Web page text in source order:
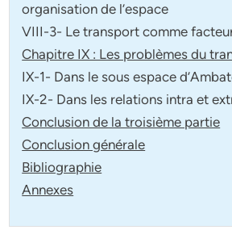
organisation de l’espace
VIII-3- Le transport comme
Chapitre IX : Les problèmes du
IX-1- Dans le sous espace
IX-2- Dans les relations intra et
Conclusion de la troisième partie
Conclusion générale
Bibliographie
Annexes